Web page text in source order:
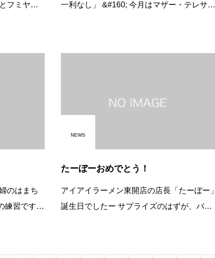
一利なし」 &#160; 今月はマザー・テレサの
練習です!!
NEWS
たーぼーおめでとう！
アイアイラーメン東開店の店長「たーぼー」
誕生日でしたー サプライズのはずが、バレ
祝いしてくれてます笑